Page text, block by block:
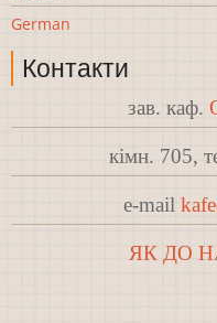
German
Контакти
зав. каф.
кімн. 705,
e-mail
ЯК ДО